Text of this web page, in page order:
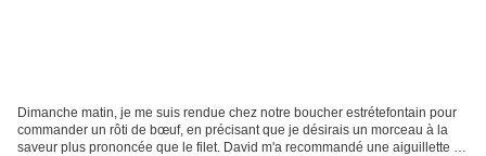
Dimanche matin, je me suis rendue chez notre boucher estrétefontain pour
commander un rôti de bœuf, en précisant que je désirais un morceau à la
saveur plus prononcée que le filet. David m'a recommandé une aiguillette de